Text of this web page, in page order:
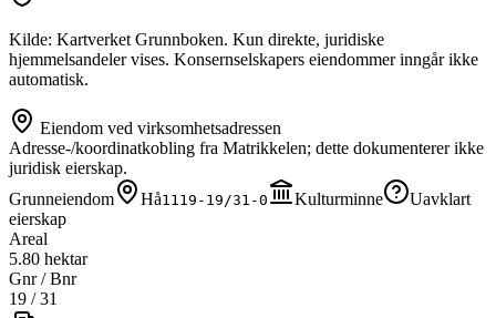
Kilde: Kartverket Grunnboken. Kun direkte, juridiske
hjemmelsandeler vises. Konsernselskapers eiendommer inngår ikke
automatisk.
Eiendom ved virksomhetsadressen
Adresse-/koordinatkobling fra Matrikkelen; dette dokumenterer ikke
juridisk eierskap.
Grunneiendom
Hå1119-19/31-0 Kulturminne
Uavklart
eierskap
Areal
5.80 hektar
Gnr / Bnr
19 /31